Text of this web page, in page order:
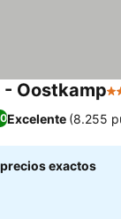
- Oostkamp4
Excelente (8.255
exactos